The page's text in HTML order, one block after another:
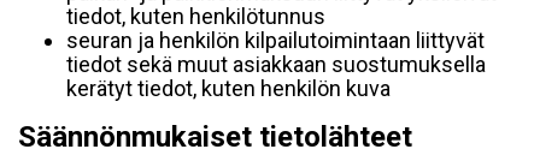
tiedot, kuten henkilötunnus
seuran ja henkilön kilpailutoimintaan liittyvät
tiedot sekä muut asiakkaan suostumuksella
kerätyt tiedot, kuten henkilön kuva
Säännönmukaiset tietolähteet